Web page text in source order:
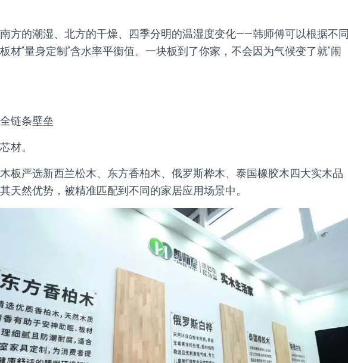
方的潮湿、北方的干燥、四季分明的温湿度变化——韩师傅可以根据不同
材”量身定制”含水率平衡值。一块板到了你家，不会因为气候变了就”闹
链条壁垒
材。
板严选新西兰松木、东方香柏木、俄罗斯桦木、泰国橡胶木四大实木品
天然优势，被精准匹配到不同的家居应用场景中。